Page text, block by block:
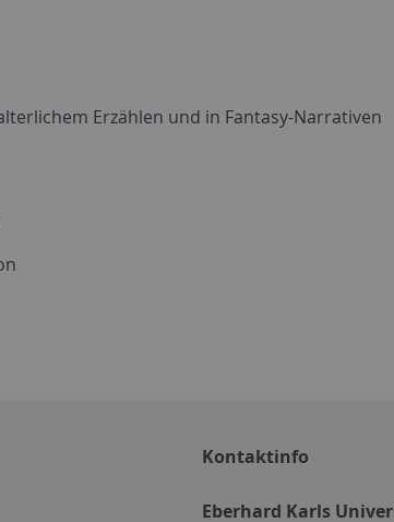
Erzählen und in Fantasy-Narrativen
Kontaktinfo
Eberhard Karls